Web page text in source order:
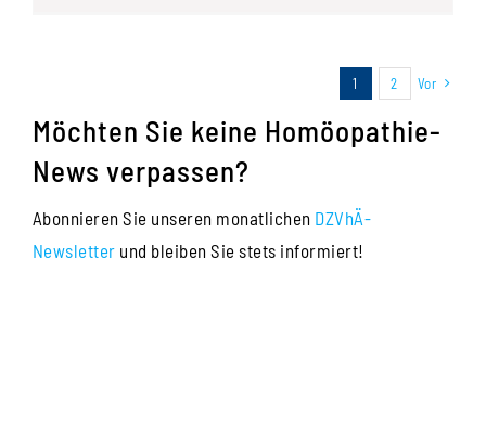
1 2 Vor
Möchten Sie keine Homöopathie-
News verpassen?
Abonnieren Sie unseren monatlichen DZVhÄ-
Newsletter und bleiben Sie stets informiert!